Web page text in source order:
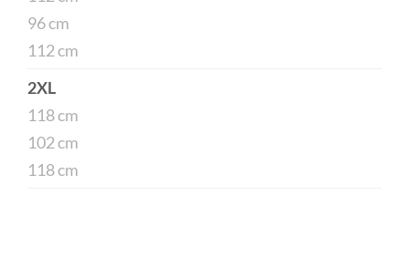
96 cm
112 cm
2XL
118 cm
102 cm
118 cm